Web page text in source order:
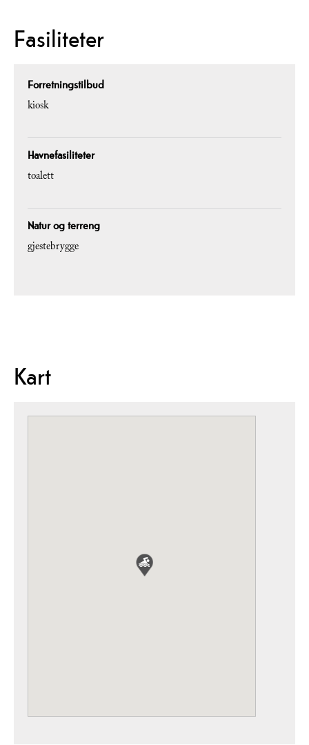
Fasiliteter
Forretningstilbud
kiosk
Havnefasiliteter
toalett
Natur og terreng
gjestebrygge
Kart